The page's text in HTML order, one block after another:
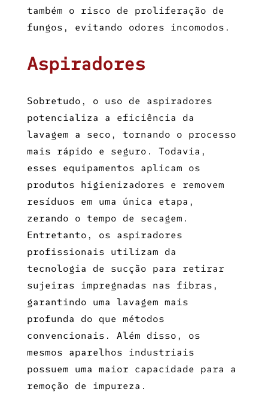
também o risco de proliferação de
fungos, evitando odores incomodos.
Aspiradores
Sobretudo, o uso de aspiradores
potencializa a eficiência da
lavagem a seco, tornando o processo
mais rápido e seguro. Todavia,
esses equipamentos aplicam os
produtos higienizadores e removem
resíduos em uma única etapa,
zerando o tempo de secagem.
Entretanto, os aspiradores
profissionais utilizam da
tecnologia de sucção para retirar
sujeiras impregnadas nas fibras,
garantindo uma lavagem mais
profunda do que métodos
convencionais. Além disso, os
mesmos aparelhos industriais
possuem uma maior capacidade para a
remoção de impureza.